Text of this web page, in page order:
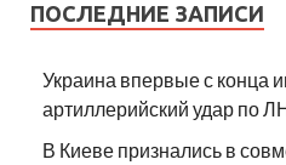
ПОСЛЕДНИЕ ЗАПИСИ
Украина впервые с конца
артиллерийский удар по
В Киеве признались в